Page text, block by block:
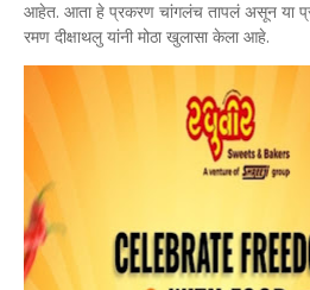
आहेत. आता हे प्रकरण चांगलंच तापलं असून या
रमण दीक्षाथलु यांनी मोठा खुलासा केला आहे.